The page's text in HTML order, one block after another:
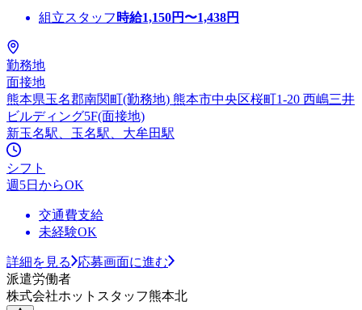
組立スタッフ 時給1,150円〜1,438円
勤務地
面接地
熊本県玉名郡南関町(勤務地) 熊本市中央区桜町1-20 西嶋三井
ビルディング5F(面接地)
新玉名駅、玉名駅、大牟田駅
シフト
週5日からOK
交通費支給
未経験OK
詳細を見る
応募画面に進む
派遣労働者
株式会社ホットスタッフ熊本北